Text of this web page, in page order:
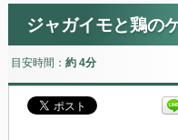
ジャガイモと鶏の
目安時間： 約 4分